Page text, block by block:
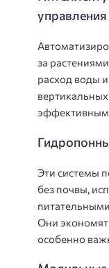
за
расход воды
Эти системы
без почвы,
Они экономят
особенно